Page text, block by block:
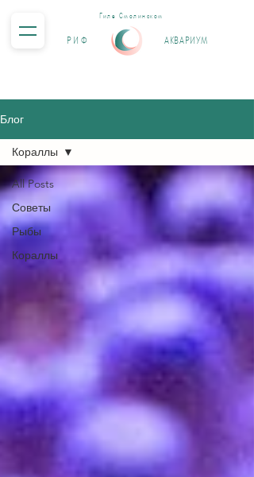
Гиле Смолинском
РИФ АКВАРИУМ
Блог
All Posts
Советы
Рыбы
Кораллы
Кораллы